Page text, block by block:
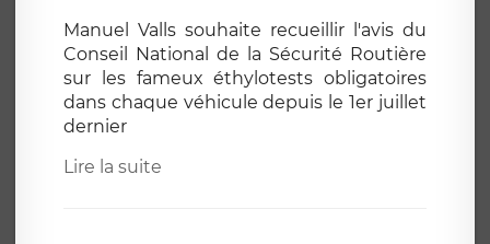
Manuel Valls souhaite recueillir l'avis du
Conseil National de la Sécurité Routière
sur les fameux éthylotests obligatoires
dans chaque véhicule depuis le 1er juillet
dernier
Lire la suite